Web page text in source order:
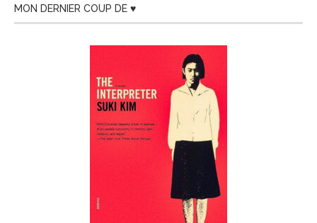
MON DERNIER COUP DE ♥